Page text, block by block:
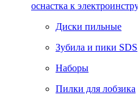
оснастка к
Диски пильные
Зубила и пики SDS
Наборы
Пилки для лобзика